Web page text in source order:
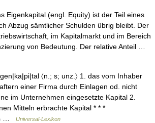
Eigenkapital (engl. Equity) ist der Teil eines
Abzug sämtlicher Schulden übrig bleibt. Der
im Kapitalmarkt und im Bereich
von Bedeutung. Der relative Anteil …
〈n.; s; unz.〉 1. das vom Inhaber
einer Firma durch Einlagen od. nicht
im Unternehmen eingesetzte Kapital 2.
Mitteln erbrachte Kapital * * *
…
Universal-Lexikon